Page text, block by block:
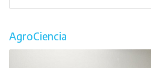
AgroCiencia